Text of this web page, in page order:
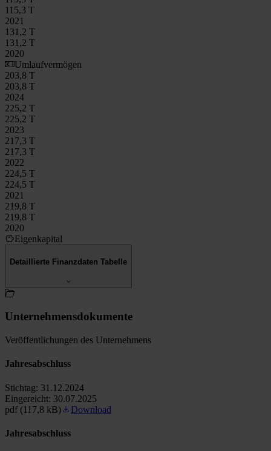
115,3 T
2021
131,2 T
131,2 T
2020
Umlaufvermögen
203,8 T
203,8 T
2024
225,2 T
225,2 T
2023
217,3 T
217,3 T
2022
224,5 T
224,5 T
2021
219,8 T
219,8 T
2020
Eigenkapital
Detaillierte Finanzdaten Tabelle
Unternehmensdokumente
Veröffentlichungen des Unternehmens
Jahresabschluss
Stichtag: 31.12.2024
Eingereicht: 30.07.2025
pdf (117,8 kB)
Download
Jahresabschluss